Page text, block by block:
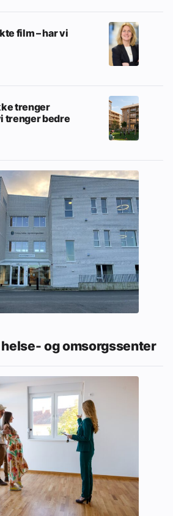
film – har vi
trenger
trenger bedre
og omsorgssenter